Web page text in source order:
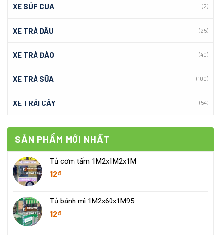
XE SÚP CUA (2)
XE TRÀ DÂU (25)
XE TRÀ ĐÀO (40)
XE TRÀ SỮA (100)
XE TRÁI CÂY (54)
SẢN PHẨM MỚI NHẤT
Tủ cơm tấm 1M2x1M2x1M
12₫
Tủ bánh mì 1M2x60x1M95
12₫